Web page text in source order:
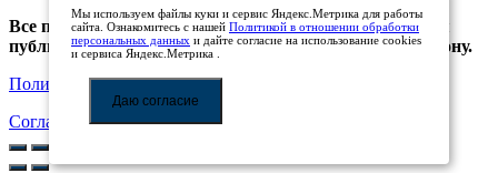
Все предложения, размещенные на сайте, не являются
публичной офертой. Просьба уточнять цены по телефону.
Политика обработки персональных данных
Соглашение на обработку персональных данных
Мы используем файлы куки и сервис Яндекс.Метрика для работы
сайта. Ознакомитесь с нашей Политикой в отношении обработки
персональных данных и дайте согласие на использование cookies
и сервиса Яндекс.Метрика .
Даю согласие